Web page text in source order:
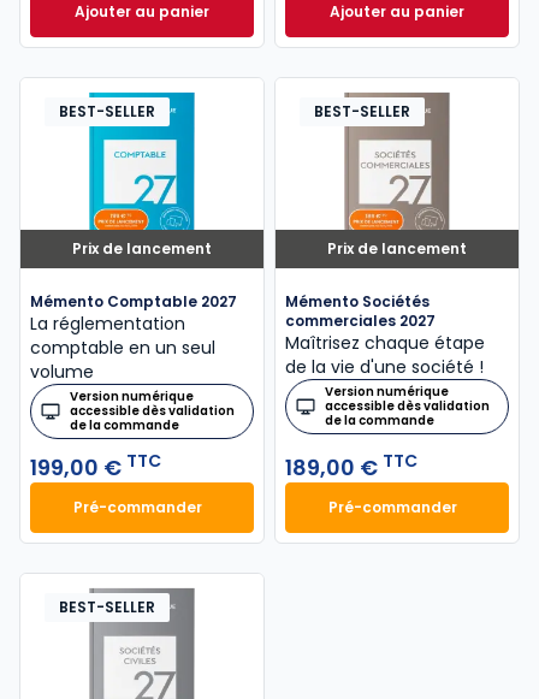
Ajouter au panierMémento Fiscal 2026 à 215,00 € TTC
Ajouter au panier
Mémento Social
Prix de lancement
BEST-SELLER
Mémento Comptable 2027
La réglementation
comptable en un seul
volume
Version numérique
accessible dès validation
de la commande
199,00 € TTC
Pré-commanderMémento Comptable 2027 à 199,00 € TTC
Prix de lancement
BEST-SELLER
Mémento Sociétés
commerciales 2027
Maîtrisez chaque étape
de la vie d'une société !
Version numérique
accessible dès validation
de la commande
189,00 € TTC
Pré-commander
Mémento
BEST-SELLER